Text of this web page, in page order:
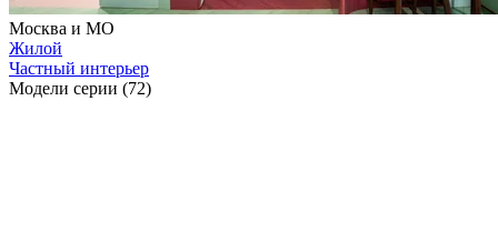
Москва и МО
Жилой
Частный интерьер
Модели серии (72)